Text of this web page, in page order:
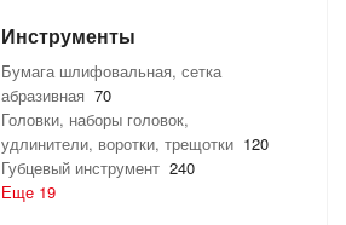
Инструменты
Бумага шлифовальная, сетка
абразивная 70
Головки, наборы головок,
удлинители, воротки, трещотки 120
Губцевый инструмент 240
Еще 19